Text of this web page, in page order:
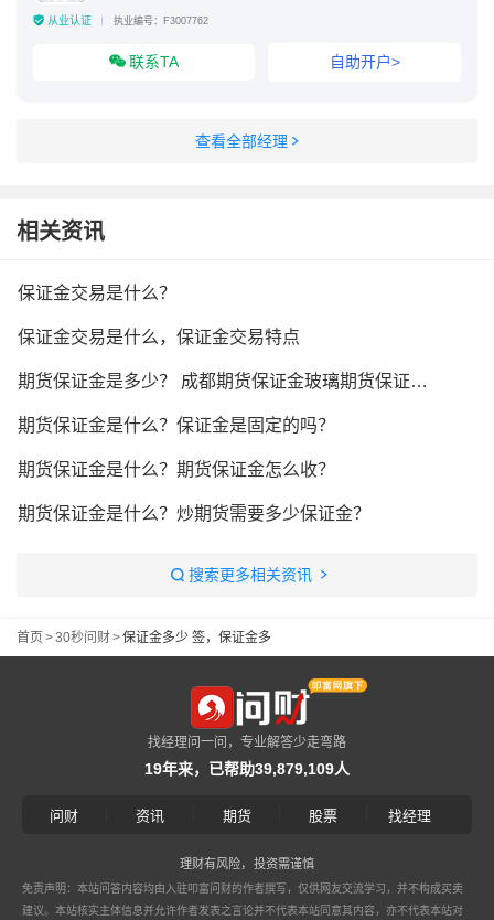
从业认证 执业编号：F3007762
联系TA 自助开户>
查看全部经理
相关资讯
保证金交易是什么？
保证金交易是什么，保证金交易特点
期货保证金是多少？ 成都期货保证金玻璃期货保证金？
期货保证金是什么？保证金是固定的吗？
期货保证金是什么？期货保证金怎么收？
期货保证金是什么？炒期货需要多少保证金？
搜索更多相关资讯
首页 >30秒问财>保证金多少 签，保证金多
找经理问一问，专业解答少走弯路
19年来，已帮助39,879,109人
问财 资讯 期货 股票 找经理
理财有风险，投资需谨慎
免责声明：本站问答内容均由入驻叩富问财的作者撰写，仅供网友交流学习，并不构成买卖
建议。本站核实主体信息并允许作者发表之言论并不代表本站同意其内容，亦不代表本站对